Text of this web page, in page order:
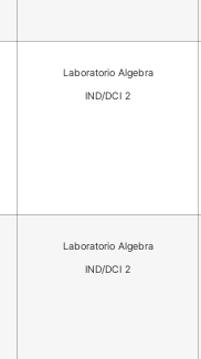
Laboratorio Algebra
IND/DCI 2
Laboratorio Algebra
IND/DCI 2